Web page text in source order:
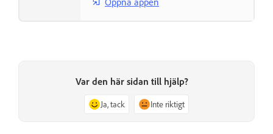
Var den här sidan till hjälp?
Ja, tack Inte riktigt